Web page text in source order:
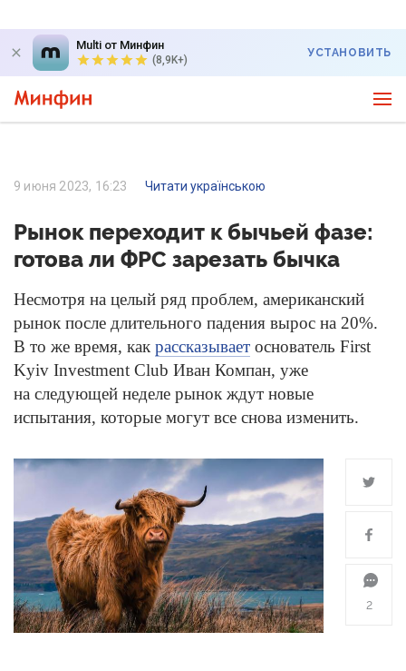
Multi от Минфин
(8,9K+)
УСТАНОВИТЬ
9 июня 2023, 16:23 Читати українською
Рынок переходит к бычьей фазе:
готова ли ФРС зарезать бычка
Несмотря на целый ряд проблем, американский
рынок после длительного падения вырос на 20%.
В то же время, как рассказывает основатель First
Kyiv Investment Club Иван Компан, уже
на следующей неделе рынок ждут новые
испытания, которые могут все снова изменить.
2